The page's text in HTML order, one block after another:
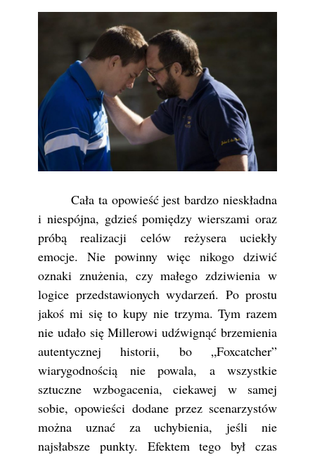
Cała ta opowieść jest bardzo nieskładna
i niespójna, gdzieś pomiędzy wierszami oraz
próbą realizacji celów reżysera uciekły
emocje. Nie powinny więc nikogo dziwić
oznaki znużenia, czy małego zdziwienia w
logice przedstawionych wydarzeń. Po prostu
jakoś mi się to kupy nie trzyma. Tym razem
nie udało się Millerowi udźwignąć brzemienia
autentycznej historii, bo „Foxcatcher”
wiarygodnością nie powala, a wszystkie
sztuczne wzbogacenia, ciekawej w samej
sobie, opowieści dodane przez scenarzystów
można uznać za uchybienia, jeśli nie
najsłabsze punkty. Efektem tego był czas